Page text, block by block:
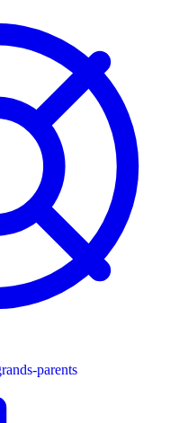
parents